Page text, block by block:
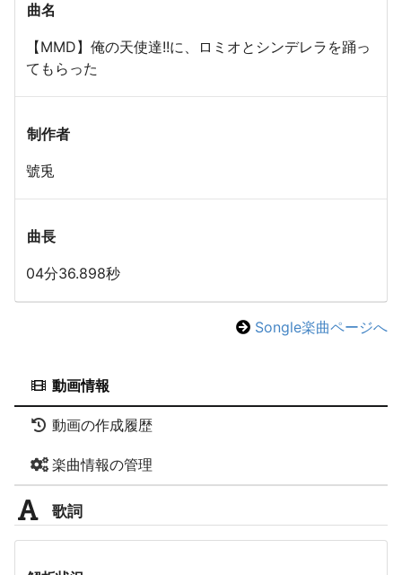
曲名
【MMD】俺の天使達!!に、ロミオとシンデレラを踊っ
てもらった
制作者
號兎
曲長
04分36.898秒
Songle楽曲ページへ
動画情報
動画の作成履歴
楽曲情報の管理
歌詞